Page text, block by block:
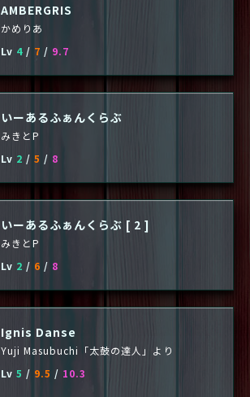
AMBERGRIS
かめりあ
Lv 4 / 7 / 9.7
いーあるふぁんくらぶ
みきとP
Lv 2 / 5 / 8
いーあるふぁんくらぶ [ 2 ]
みきとP
Lv 2 / 6 / 8
Ignis Danse
Yuji Masubuchi「太鼓の達人」より
Lv 5 / 9.5 / 10.3